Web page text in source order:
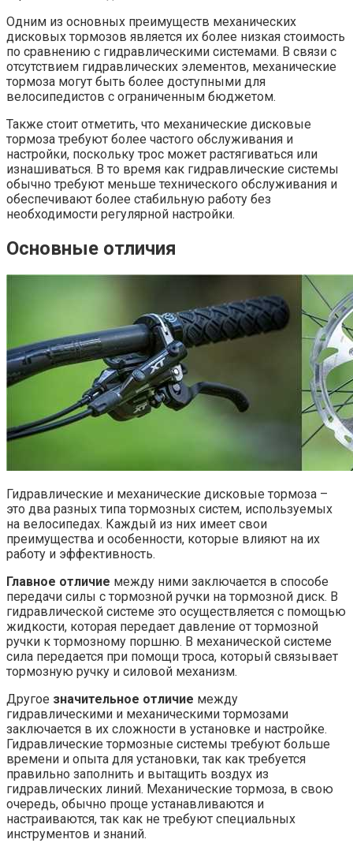
Одним из основных преимуществ механических
дисковых тормозов является их более низкая стоимость
по сравнению с гидравлическими системами. В связи с
отсутствием гидравлических элементов, механические
тормоза могут быть более доступными для
велосипедистов с ограниченным бюджетом.
Также стоит отметить, что механические дисковые
тормоза требуют более частого обслуживания и
настройки, поскольку трос может растягиваться или
изнашиваться. В то время как гидравлические системы
обычно требуют меньше технического обслуживания и
обеспечивают более стабильную работу без
необходимости регулярной настройки.
Основные отличия
Гидравлические и механические дисковые тормоза –
это два разных типа тормозных систем, используемых
на велосипедах. Каждый из них имеет свои
преимущества и особенности, которые влияют на их
работу и эффективность.
Главное отличие между ними заключается в способе
передачи силы с тормозной ручки на тормозной диск. В
гидравлической системе это осуществляется с помощью
жидкости, которая передает давление от тормозной
ручки к тормозному поршню. В механической системе
сила передается при помощи троса, который связывает
тормозную ручку и силовой механизм.
Другое значительное отличие между
гидравлическими и механическими тормозами
заключается в их сложности в установке и настройке.
Гидравлические тормозные системы требуют больше
времени и опыта для установки, так как требуется
правильно заполнить и вытащить воздух из
гидравлических линий. Механические тормоза, в свою
очередь, обычно проще устанавливаются и
настраиваются, так как не требуют специальных
инструментов и знаний.